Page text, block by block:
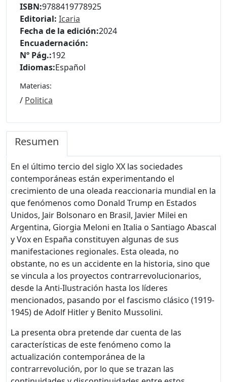
ISBN:9788419778925
Editorial: Icaria
Fecha de la edición:2024
Encuadernación:
Nº Pág.:192
Idiomas:Español
Materias:
/ Politica
Resumen
En el último tercio del siglo XX las sociedades
contemporáneas están experimentando el
crecimiento de una oleada reaccionaria mundial en la
que fenómenos como Donald Trump en Estados
Unidos, Jair Bolsonaro en Brasil, Javier Milei en
Argentina, Giorgia Meloni en Italia o Santiago Abascal
y Vox en España constituyen algunas de sus
manifestaciones regionales. Esta oleada, no
obstante, no es un accidente en la historia, sino que
se vincula a los proyectos contrarrevolucionarios,
desde la Anti-Ilustración hasta los líderes
mencionados, pasando por el fascismo clásico (1919-
1945) de Adolf Hitler y Benito Mussolini.
La presenta obra pretende dar cuenta de las
características de este fenómeno como la
actualización contemporánea de la
contrarrevolución, por lo que se trazan las